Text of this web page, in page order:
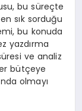
bu süreçte
sık sorduğu
bu konuda
yazdırma
ve analiz
bütçeye
olmayı